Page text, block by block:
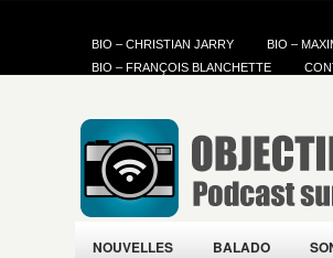
BIO – CHRISTIAN JARRY BIO –
BIO – FRANÇOIS BLANCHETTE
NOUVELLES BALADO